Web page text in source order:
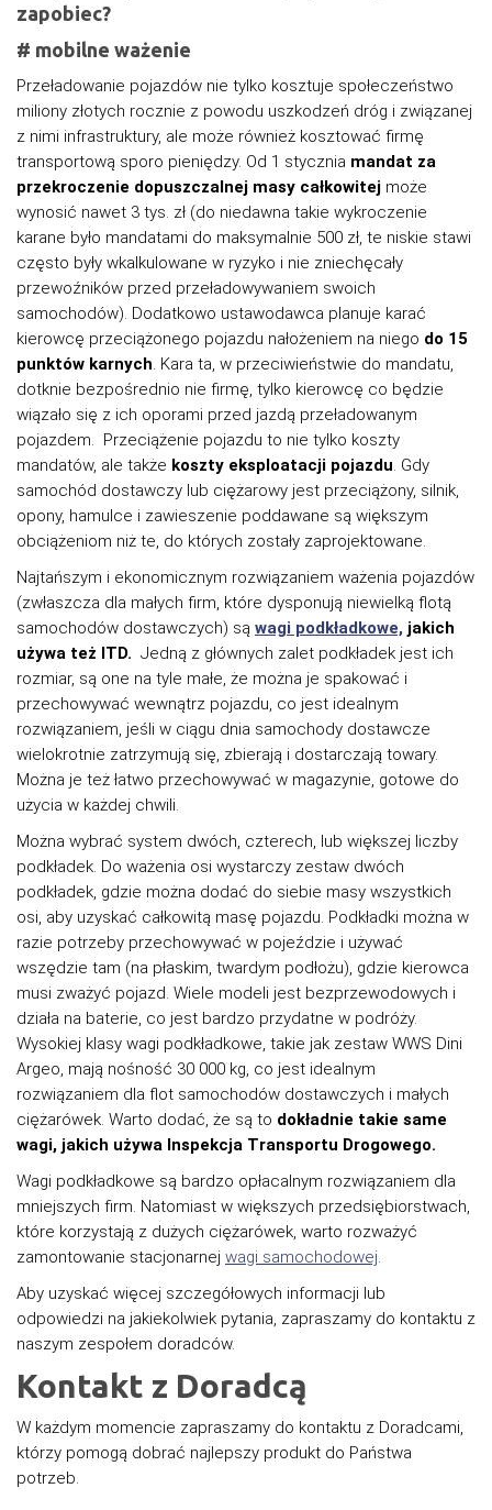
zapobiec?
# mobilne ważenie
Przeładowanie pojazdów nie tylko kosztuje społeczeństwo
miliony złotych rocznie z powodu uszkodzeń dróg i związanej
z nimi infrastruktury, ale może również kosztować firmę
transportową sporo pieniędzy. Od 1 stycznia mandat za
przekroczenie dopuszczalnej masy całkowitej może
wynosić nawet 3 tys. zł (do niedawna takie wykroczenie
karane było mandatami do maksymalnie 500 zł, te niskie stawi
często były wkalkulowane w ryzyko i nie zniechęcały
przewoźników przed przeładowywaniem swoich
samochodów). Dodatkowo ustawodawca planuje karać
kierowcę przeciążonego pojazdu nałożeniem na niego do 15
punktów karnych . Kara ta, w przeciwieństwie do mandatu,
dotknie bezpośrednio nie firmę, tylko kierowcę co będzie
wiązało się z ich oporami przed jazdą przeładowanym
pojazdem. Przeciążenie pojazdu to nie tylko koszty
mandatów, ale także koszty eksploatacji pojazdu . Gdy
samochód dostawczy lub ciężarowy jest przeciążony, silnik,
opony, hamulce i zawieszenie poddawane są większym
obciążeniom niż te, do których zostały zaprojektowane.
Najtańszym i ekonomicznym rozwiązaniem ważenia pojazdów
(zwłaszcza dla małych firm, które dysponują niewielką flotą
samochodów dostawczych) są wagi podkładkowe, jakich
używa też ITD. Jedną z głównych zalet podkładek jest ich
rozmiar, są one na tyle małe, że można je spakować i
przechowywać wewnątrz pojazdu, co jest idealnym
rozwiązaniem, jeśli w ciągu dnia samochody dostawcze
wielokrotnie zatrzymują się, zbierają i dostarczają towary.
Można je też łatwo przechowywać w magazynie, gotowe do
użycia w każdej chwili.
Można wybrać system dwóch, czterech, lub większej liczby
podkładek. Do ważenia osi wystarczy zestaw dwóch
podkładek, gdzie można dodać do siebie masy wszystkich
osi, aby uzyskać całkowitą masę pojazdu. Podkładki można w
razie potrzeby przechowywać w pojeździe i używać
wszędzie tam (na płaskim, twardym podłożu), gdzie kierowca
musi zważyć pojazd. Wiele modeli jest bezprzewodowych i
działa na baterie, co jest bardzo przydatne w podróży.
Wysokiej klasy wagi podkładkowe, takie jak zestaw WWS Dini
Argeo, mają nośność 30 000 kg, co jest idealnym
rozwiązaniem dla flot samochodów dostawczych i małych
ciężarówek. Warto dodać, że są to dokładnie takie same
wagi, jakich używa Inspekcja Transportu Drogowego.
Wagi podkładkowe są bardzo opłacalnym rozwiązaniem dla
mniejszych firm. Natomiast w większych przedsiębiorstwach,
które korzystają z dużych ciężarówek, warto rozważyć
zamontowanie stacjonarnej wagi samochodowej
Aby uzyskać więcej szczegółowych informacji lub
odpowiedzi na jakiekolwiek pytania, zapraszamy do kontaktu z
naszym zespołem doradców.
Kontakt z Doradcą
W każdym momencie zapraszamy do kontaktu z Doradcami,
którzy pomogą dobrać najlepszy produkt do Państwa
potrzeb.